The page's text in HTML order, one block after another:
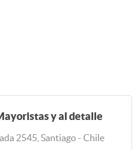
y al detalle
2545, Santiago - Chile